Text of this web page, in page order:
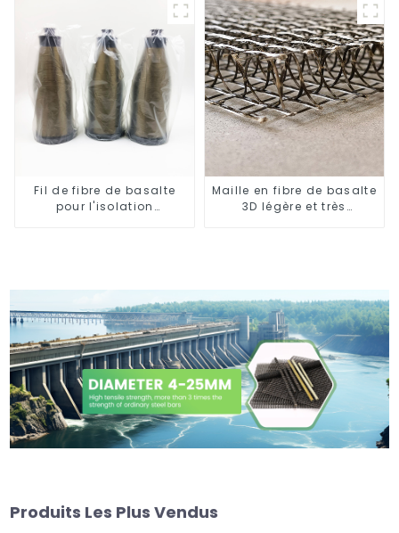
Fil de fibre de basalte
pour l'isolation
Maille en fibre de basalte
3D légère et très
Produits Les Plus Vendus